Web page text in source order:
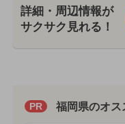
詳細・周辺情報が
サクサク見れる！
PR 福岡県のオス